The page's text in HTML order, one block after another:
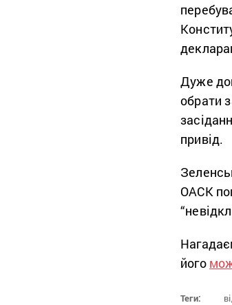
Дуже
обрати
привід.
ОАСК
його
Теги: